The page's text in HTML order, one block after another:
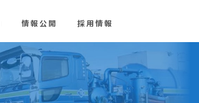
情報公開 採用情報